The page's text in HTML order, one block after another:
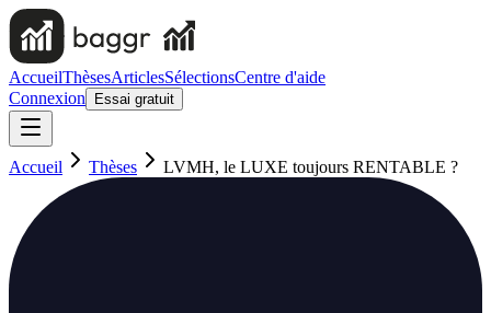
AccueilThèsesArticlesSélectionsCentre d'aide
Connexion
Essai gratuit
Accueil Thèses LVMH, le LUXE toujours RENTABLE ?